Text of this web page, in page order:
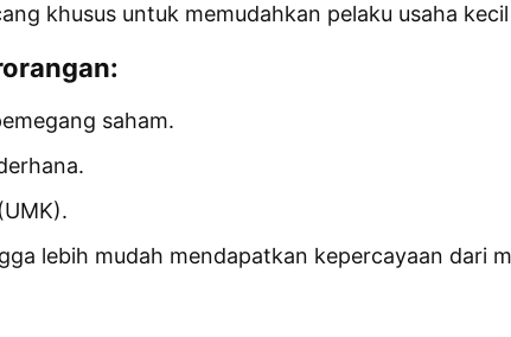
khusus untuk memudahkan pelaku usaha
saham.
lebih mudah mendapatkan kepercayaan dari